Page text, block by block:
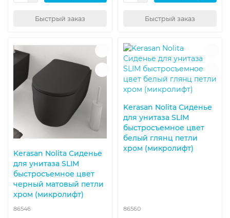
Быстрый заказ Быстрый заказ
Kerasan Nolita Сиденье
для унитаза SLIM
быстросъемное цвет
черный матовый петли
хром (микролифт)
86546
Kerasan Nolita Сиденье
для унитаза SLIM
быстросъемное цвет
белый глянц петли
хром (микролифт)
86560